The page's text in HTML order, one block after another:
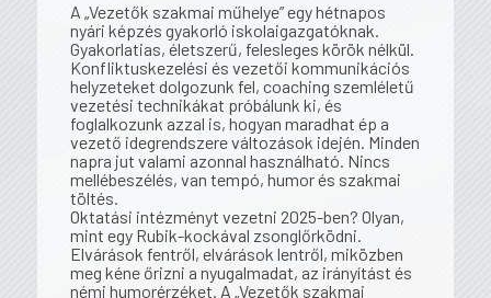
A „Vezetők szakmai műhelye” egy hétnapos
nyári képzés gyakorló iskolaigazgatóknak.
Gyakorlatias, életszerű, felesleges körök nélkül.
Konfliktuskezelési és vezetői kommunikációs
helyzeteket dolgozunk fel, coaching szemléletű
vezetési technikákat próbálunk ki, és
foglalkozunk azzal is, hogyan maradhat ép a
vezető idegrendszere változások idején. Minden
napra jut valami azonnal használható. Nincs
mellébeszélés, van tempó, humor és szakmai
töltés.
Oktatási intézményt vezetni 2025-ben? Olyan,
mint egy Rubik-kockával zsonglőrködni.
Elvárások fentről, elvárások lentről, miközben
meg kéne őrizni a nyugalmadat, az irányítást és
némi humorérzéket. A „Vezetők szakmai